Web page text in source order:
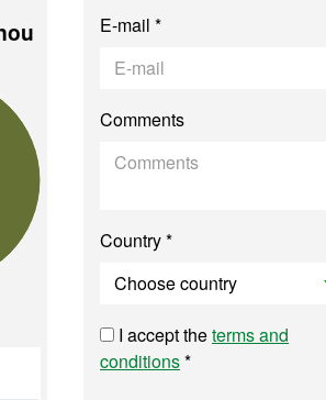
E-mail *
Comments
Country *
I accept theterms and
conditions*